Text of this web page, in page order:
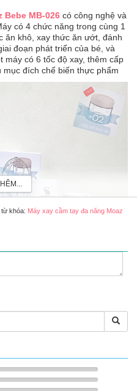
Bebe MB-026 có công nghệ và
có 4 chức năng trong cùng 1
ăn khô, xay thức ăn ướt, đánh
đoạn phát triển của bé, và
có 6 tốc độ xay, thêm cấp
đích chế biến thực phẩm
Moaz Bebe MB-026
khóa: Máy xay cầm tay đa năng Moaz